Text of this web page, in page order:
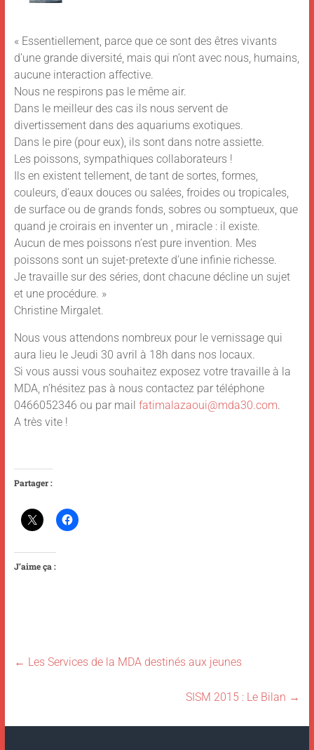
« Essentiellement, parce que ce sont des êtres vivants
d’une grande diversité, mais qui n’ont avec nous, humains,
aucune interaction affective.
Nous ne respirons pas le même air.
Dans le meilleur des cas ils nous servent de
divertissement dans des aquariums exotiques.
Dans le pire (pour eux), ils sont dans notre assiette.
Les poissons, sympathiques collaborateurs !
Ils en existent tellement, de tant de sortes, formes,
couleurs, d’eaux douces ou salées, froides ou tropicales,
de surface ou de grands fonds, sobres ou somptueux, que
quand je croirais en inventer un , miracle : il existe.
Aucun de mes poissons n’est pure invention. Mes
poissons sont un sujet-pretexte d’une infinie richesse.
Je travaille sur des séries, dont chacune décline un sujet
et une procédure. »
Christine Mirgalet.
Nous vous attendons nombreux pour le vernissage qui
aura lieu le Jeudi 30 avril à 18h dans nos locaux.
Si vous aussi vous souhaitez exposez votre travaille à la
MDA, n’hésitez pas à nous contactez par téléphone
0466052346 ou par mail fatimalazaoui@mda30.com.
A très vite !
Partager :
J’aime ça :
← Les Services de la MDA destinés aux jeunes
SISM 2015 : Le Bilan →